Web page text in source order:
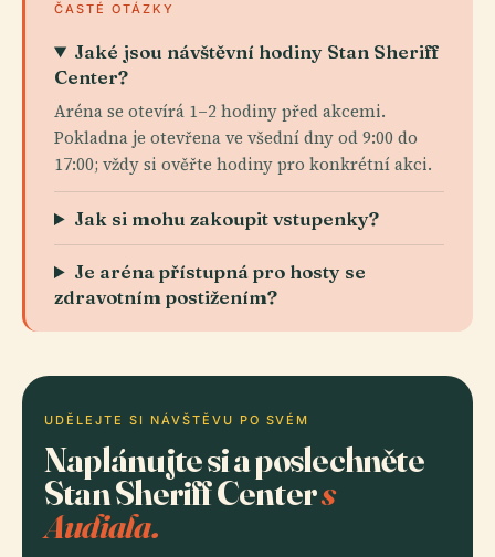
ČASTÉ OTÁZKY
Jaké jsou návštěvní hodiny Stan Sheriff
Center?
Aréna se otevírá 1–2 hodiny před akcemi.
Pokladna je otevřena ve všední dny od 9:00 do
17:00; vždy si ověřte hodiny pro konkrétní akci.
Jak si mohu zakoupit vstupenky?
Je aréna přístupná pro hosty se
zdravotním postižením?
UDĚLEJTE SI NÁVŠTĚVU PO SVÉM
Naplánujte si a poslechněte
Stan Sheriff Centers
Audiala.